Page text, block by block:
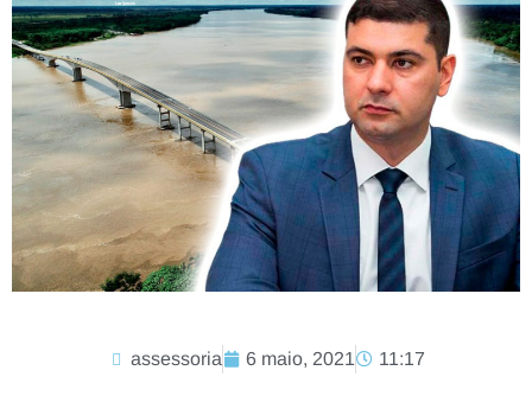
assessoria 6 maio, 2021 11:17